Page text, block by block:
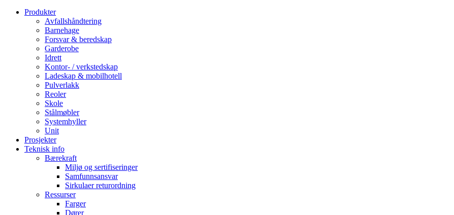
Produkter
Avfallshåndtering
Barnehage
Forsvar & beredskap
Garderobe
Idrett
Kontor- / verkstedskap
Ladeskap & mobilhotell
Pulverlakk
Reoler
Skole
Stålmøbler
Systemhyller
Unit
Prosjekter
Teknisk info
Bærekraft
Miljø og sertifiseringer
Samfunnsansvar
Sirkulaer returordning
Ressurser
Farger
Dører